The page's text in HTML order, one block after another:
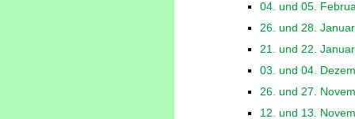
04. und 05.
26. und 28.
21. und 22.
03. und 04.
26. und 27.
12. und 13.